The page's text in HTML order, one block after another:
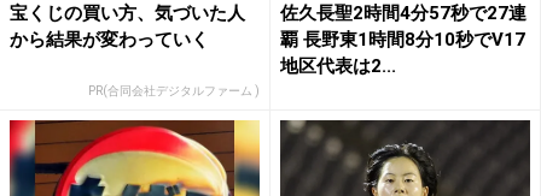
宝くじの買い方、気づいた人
から結果が変わっていく
PR(合同会社デジタルファーム )
佐久長聖2時間4分57秒で27連
覇 長野東1時間8分10秒でV17
地区代表は2...